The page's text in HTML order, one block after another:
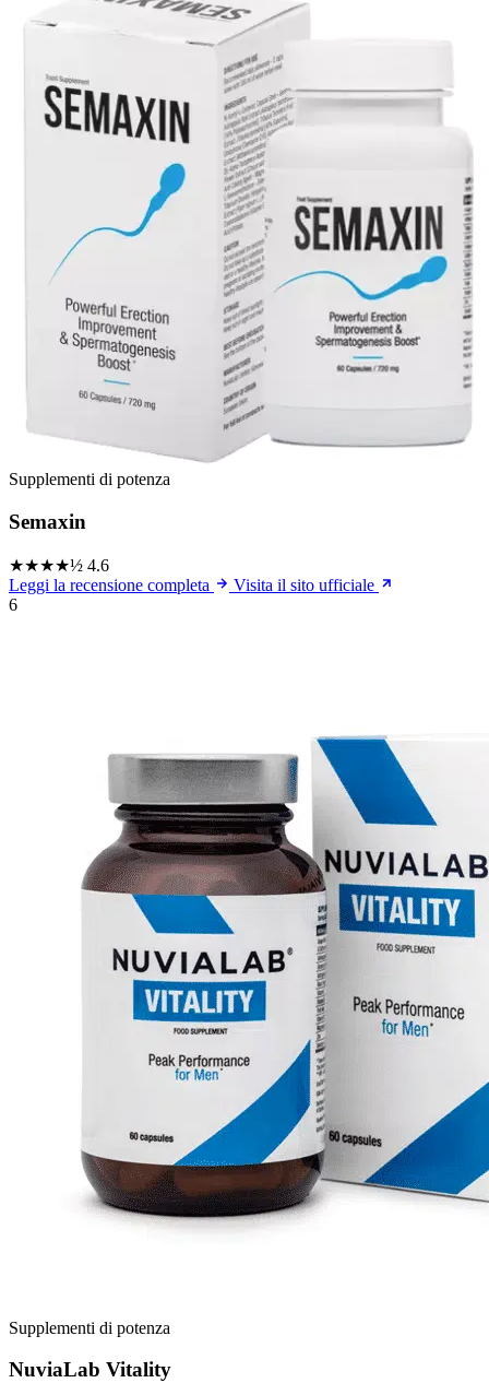
Supplementi di potenza
Semaxin
★★★★½ 4.6
Leggi la recensione completa
Visita il sito ufficiale
6
Supplementi di potenza
NuviaLab Vitality